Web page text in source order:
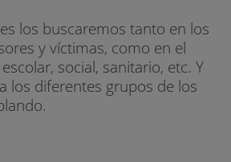
los buscaremos tanto en los
y víctimas, como en el
social, sanitario, etc. Y
los diferentes grupos de los